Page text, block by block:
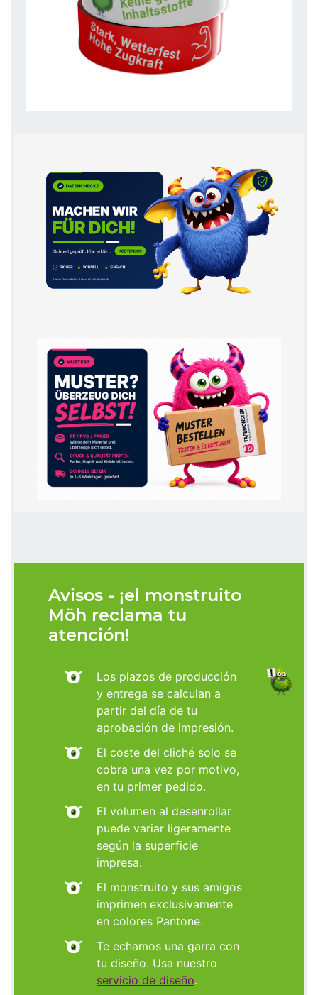
Avisos - ¡el monstruito
Möh reclama tu
atención!
Los plazos de producción
y entrega se calculan a
partir del día de tu
aprobación de impresión.
El coste del cliché solo se
cobra una vez por motivo,
en tu primer pedido.
El volumen al desenrollar
puede variar ligeramente
según la superficie
impresa.
El monstruito y sus amigos
imprimen exclusivamente
en colores Pantone.
Te echamos una garra con
tu diseño. Usa nuestro
servicio de diseño.